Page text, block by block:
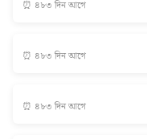
⏰ ৪৮৩ দিন আগে
⏰ ৪৮৩ দিন আগে
⏰ ৪৮৩ দিন আগে